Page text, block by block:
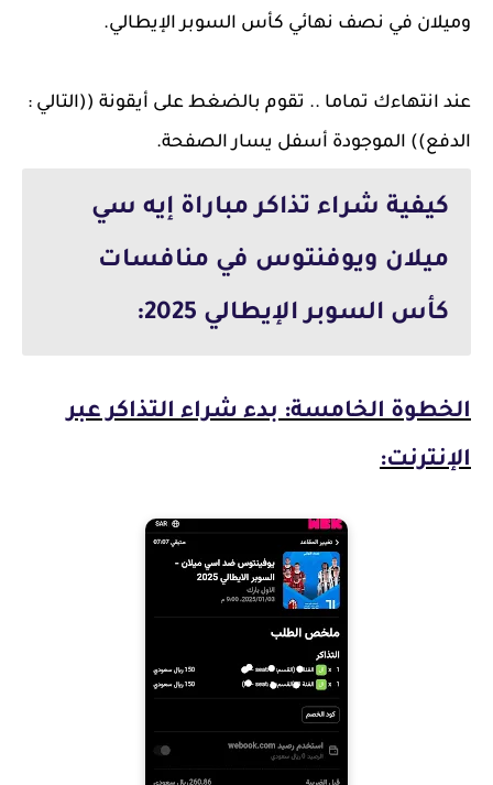
وميلان في نصف نهائي كأس السوبر الإيطالي.
عند انتهاءك تماما .. تقوم بالضغط على أيقونة ((التالي :
الدفع)) الموجودة أسفل يسار الصفحة.
كيفية شراء تذاكر مباراة إيه سي
ميلان ويوفنتوس في منافسات
كأس السوبر الإيطالي 2025:
الخطوة الخامسة: بدء شراء التذاكر عبر
الإنترنت: